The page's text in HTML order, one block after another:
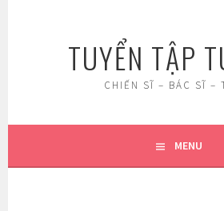
TUYỂN TẬP
CHIẾN SĨ – BÁC SĨ –
MENU